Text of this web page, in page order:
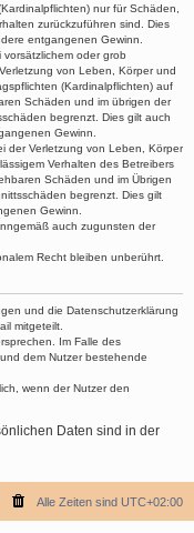
nur für Schäden,
zurückzuführen sind. Dies
entgangenen Gewinn.
oder grob
von Leben, Körper und
(Kardinalpflichten) auf
Schäden und im übrigen der
begrenzt. Dies gilt auch
Gewinn.
der Verletzung von Leben, Körper
Verhalten des Betreibers
Schäden und im Übrigen
begrenzt. Dies gilt
Gewinn.
auch zugunsten der
Recht bleiben unberührt.
und die Datenschutzerklärung
mitgeteilt.
Im Falle des
dem Nutzer bestehende
wenn der Nutzer den
Daten sind in der
Alle Zeiten sind UTC+02:00